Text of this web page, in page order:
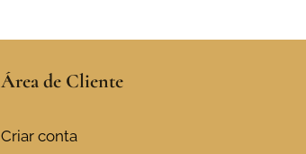
Área de Cliente
Criar conta